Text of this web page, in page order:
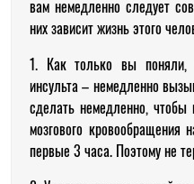
вам немедленно следует
них зависит жизнь этого
1. Как только вы поняли,
инсульта – немедленно
сделать немедленно,
мозгового кровообращения
первые 3 часа. Поэтому не